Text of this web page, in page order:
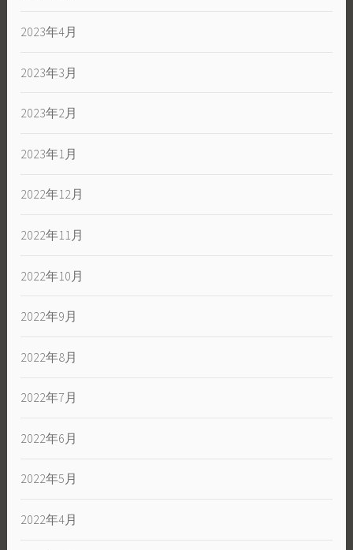
2023年4月
2023年3月
2023年2月
2023年1月
2022年12月
2022年11月
2022年10月
2022年9月
2022年8月
2022年7月
2022年6月
2022年5月
2022年4月